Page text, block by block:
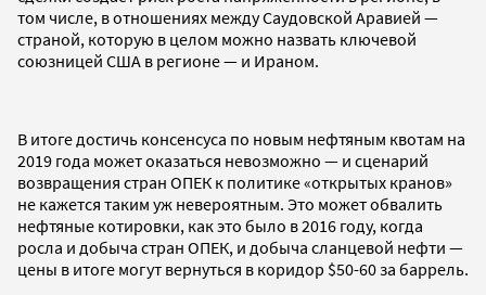
том числе, в отношениях между Саудовской Аравией —
страной, которую в целом можно назвать ключевой
союзницей США в регионе — и Ираном.
В итоге достичь консенсуса по новым нефтяным квотам на
2019 года может оказаться невозможно — и сценарий
возвращения стран ОПЕК к политике «открытых кранов»
не кажется таким уж невероятным. Это может обвалить
нефтяные котировки, как это было в 2016 году, когда
росла и добыча стран ОПЕК, и добыча сланцевой нефти —
цены в итоге могут вернуться в коридор $50-60 за баррель.